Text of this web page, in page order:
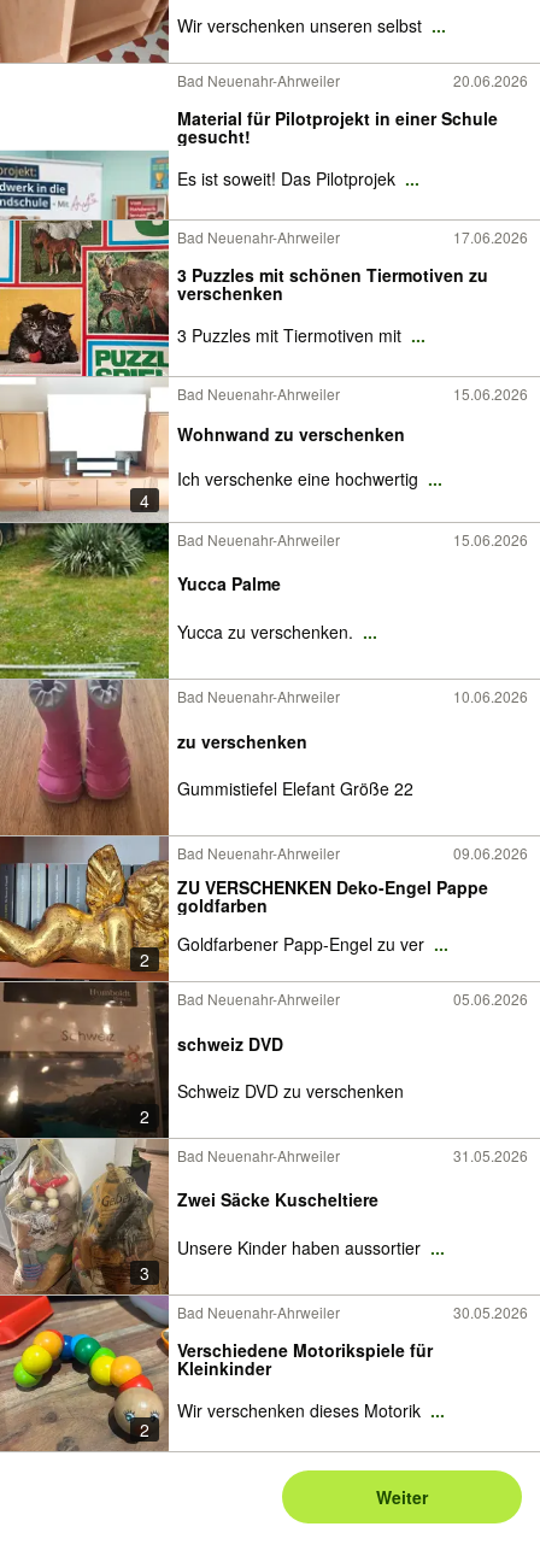
Wir verschenken unseren selbst ...
Bad Neuenahr-Ahrweiler 20.06.2026
Material für Pilotprojekt in einer Schule
gesucht!
Es ist soweit! Das Pilotprojek ...
Bad Neuenahr-Ahrweiler 17.06.2026
3 Puzzles mit schönen Tiermotiven zu
verschenken
3 Puzzles mit Tiermotiven mit ...
4
Bad Neuenahr-Ahrweiler 15.06.2026
Wohnwand zu verschenken
Ich verschenke eine hochwertig ...
Bad Neuenahr-Ahrweiler 15.06.2026
Yucca Palme
Yucca zu verschenken. ...
Bad Neuenahr-Ahrweiler 10.06.2026
zu verschenken
Gummistiefel Elefant Größe 22
2
Bad Neuenahr-Ahrweiler 09.06.2026
ZU VERSCHENKEN Deko-Engel Pappe
goldfarben
Goldfarbener Papp-Engel zu ver ...
2
Bad Neuenahr-Ahrweiler 05.06.2026
schweiz DVD
Schweiz DVD zu verschenken
3
Bad Neuenahr-Ahrweiler 31.05.2026
Zwei Säcke Kuscheltiere
Unsere Kinder haben aussortier ...
2
Bad Neuenahr-Ahrweiler 30.05.2026
Verschiedene Motorikspiele für
Kleinkinder
Wir verschenken dieses Motorik ...
Weiter